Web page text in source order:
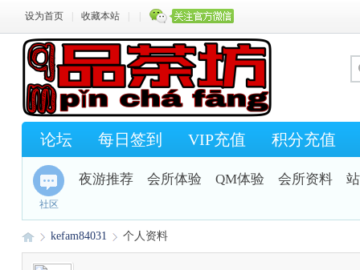
设为首页 收藏本站
论坛 每日签到 VIP充值 积分充值
社区
夜游推荐 会所体验 QM体验 会所资料
kefam84031 个人资料